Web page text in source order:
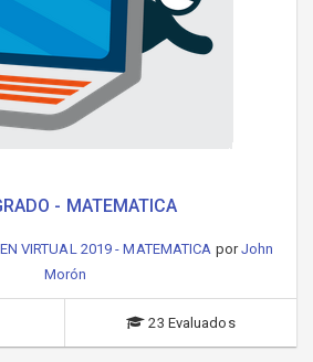
- MATEMATICA
VIRTUAL 2019 - MATEMATICA porJohn
Morón
23 Evaluados